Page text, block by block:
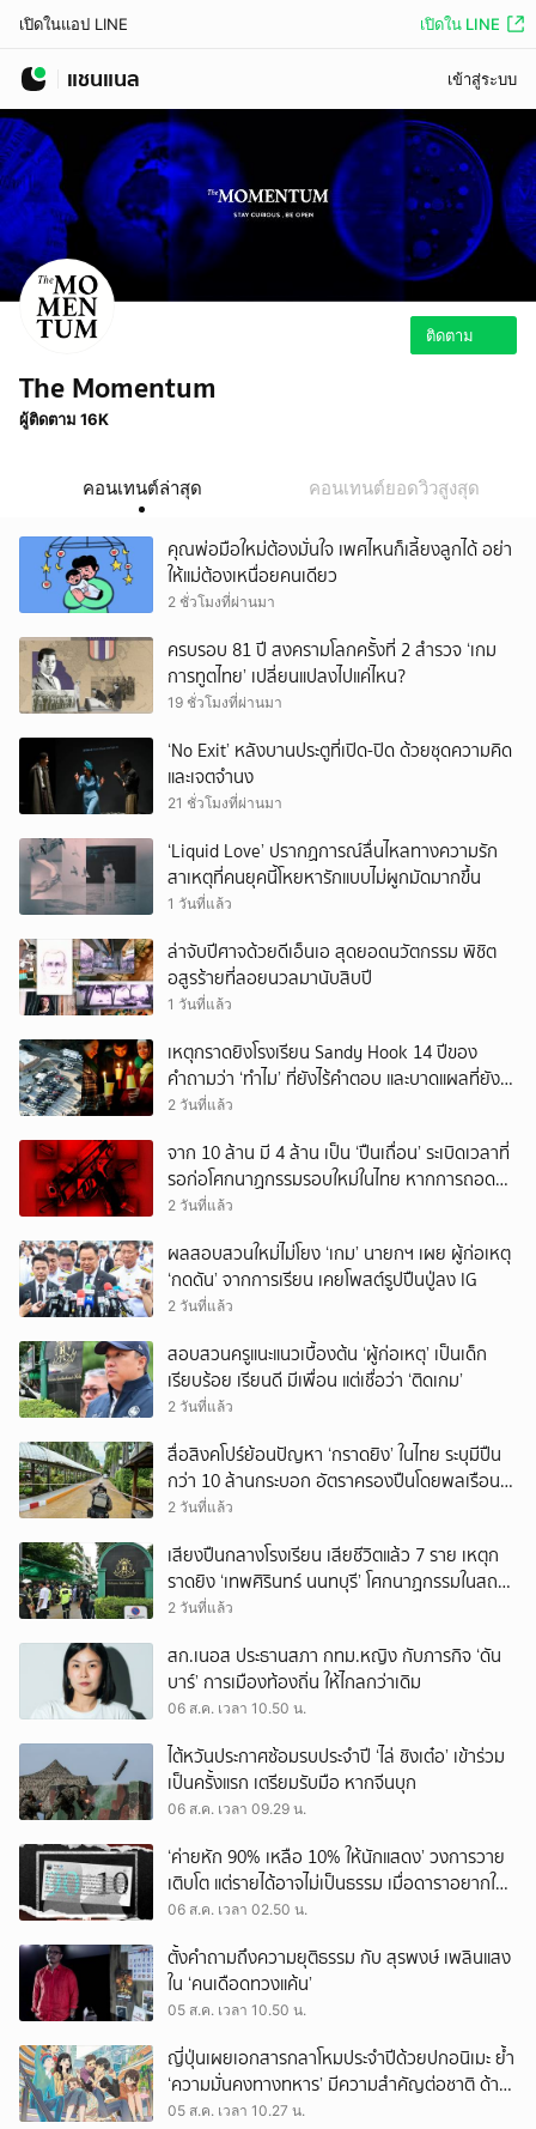
เปิดในแอป LINE เปิดใน LINE
แชนแนล เข้าสู่ระบบ
ติดตาม
The Momentum
ผู้ติดตาม 16K
คอนเทนต์ล่าสุด คอนเทนต์ยอดวิวสูงสุด
คุณพ่อมือใหม่ต้องมั่นใจ เพศไหนก็เลี้ยงลูกได้ อย่า
ให้แม่ต้องเหนื่อยคนเดียว
2 ชั่วโมงที่ผ่านมา
ครบรอบ 81 ปี สงครามโลกครั้งที่ 2 สำรวจ ‘เกม
การทูตไทย’ เปลี่ยนแปลงไปแค่ไหน?
19 ชั่วโมงที่ผ่านมา
‘No Exit’ หลังบานประตูที่เปิด-ปิด ด้วยชุดความคิด
และเจตจำนง
21 ชั่วโมงที่ผ่านมา
‘Liquid Love’ ปรากฏการณ์ลื่นไหลทางความรัก
สาเหตุที่คนยุคนี้โหยหารักแบบไม่ผูกมัดมากขึ้น
1 วันที่แล้ว
ล่าจับปีศาจด้วยดีเอ็นเอ สุดยอดนวัตกรรม พิชิต
อสูรร้ายที่ลอยนวลมานับสิบปี
1 วันที่แล้ว
เหตุกราดยิงโรงเรียน Sandy Hook 14 ปีของ
คำถามว่า ‘ทำไม’ ที่ยังไร้คำตอบ และบาดแผลที่ยัง
ทวงความรับผิดชอบไม่จบ
2 วันที่แล้ว
จาก 10 ล้าน มี 4 ล้าน เป็น ‘ปืนเถื่อน’ ระเบิดเวลาที่
รอก่อโศกนาฏกรรมรอบใหม่ในไทย หากการถอดบท
เรียนของรัฐเป็นเพียง ‘ลมปาก’
2 วันที่แล้ว
ผลสอบสวนใหม่ไม่โยง ‘เกม’ นายกฯ เผย ผู้ก่อเหตุ
‘กดดัน’ จากการเรียน เคยโพสต์รูปปืนปู่ลง IG
2 วันที่แล้ว
สอบสวนครูแนะแนวเบื้องต้น ‘ผู้ก่อเหตุ’ เป็นเด็ก
เรียบร้อย เรียนดี มีเพื่อน แต่เชื่อว่า ‘ติดเกม’
2 วันที่แล้ว
สื่อสิงคโปร์ย้อนปัญหา ‘กราดยิง’ ในไทย ระบุมีปืน
กว่า 10 ล้านกระบอก อัตราครองปืนโดยพลเรือน
สูงที่สุดในภูมิภาค
2 วันที่แล้ว
เสียงปืนกลางโรงเรียน เสียชีวิตแล้ว 7 ราย เหตุก
ราดยิง ‘เทพศิรินทร์ นนทบุรี’ โศกนาฏกรรมในสถาน
ศึกษา ครั้งที่ 2 ในรอบปี
2 วันที่แล้ว
สก.เนอส ประธานสภา กทม.หญิง กับภารกิจ ‘ดัน
บาร์’ การเมืองท้องถิ่น ให้ไกลกว่าเดิม
06 ส.ค. เวลา 10.50 น.
ไต้หวันประกาศซ้อมรบประจำปี ‘ไล่ ชิงเต๋อ’ เข้าร่วม
เป็นครั้งแรก เตรียมรับมือ หากจีนบุก
06 ส.ค. เวลา 09.29 น.
‘ค่ายหัก 90% เหลือ 10% ให้นักแสดง’ วงการวาย
เติบโต แต่รายได้อาจไม่เป็นธรรม เมื่อดาราอยากให้มี
‘สัญญามาตรฐาน’
06 ส.ค. เวลา 02.50 น.
ตั้งคำถามถึงความยุติธรรม กับ สุรพงษ์ เพลินแสง
ใน ‘คนเดือดทวงแค้น’
05 ส.ค. เวลา 10.50 น.
ญี่ปุ่นเผยเอกสารกลาโหมประจำปีด้วยปกอนิเมะ ย้ำ
‘ความมั่นคงทางทหาร’ มีความสำคัญต่อชาติ ด้าน
จีนเตือน ขออย่าซ้ำรอยประวัติศาสตร์
05 ส.ค. เวลา 10.27 น.